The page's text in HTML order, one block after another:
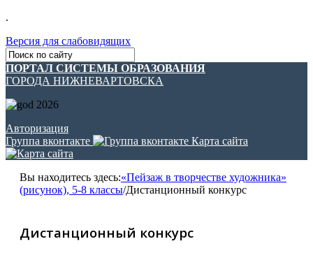
.
Версия для слабовидящих
ПОРТАЛ СИСТЕМЫ ОБРАЗОВАНИЯ
ГОРОДА НИЖНЕВАРТОВСКА
Авторизация
Группа вконтакте
Карта сайта
Вы находитесь здесь:«Пейзаж в творчестве художника»
(рисунок), 5-8 классы/Дистанционный конкурс
Дистанционный конкурс